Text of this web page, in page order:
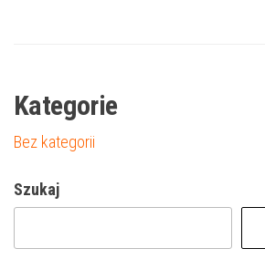
Kategorie
Bez kategorii
Szukaj